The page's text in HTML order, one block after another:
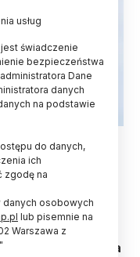
w Łodzi
skóry.
uruchomione
kliniczne u
i ciężka
usług
świadczenie
bezpieczeństwa
Dane
danych
na podstawie
do danych,
ich
zgodę na
danych osobowych
lub pisemnie na
Warszawa z